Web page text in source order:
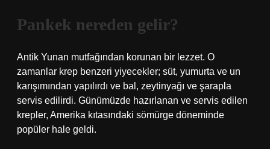
Pankek nereden gelir?
Antik Yunan mutfağından korunan bir lezzet. O
zamanlar krep benzeri yiyecekler; süt, yumurta ve un
karışımından yapılırdı ve bal, zeytinyağı ve şarapla
servis edilirdi. Günümüzde hazırlanan ve servis edilen
krepler, Amerika kıtasındaki sömürge döneminde
popüler hale geldi.